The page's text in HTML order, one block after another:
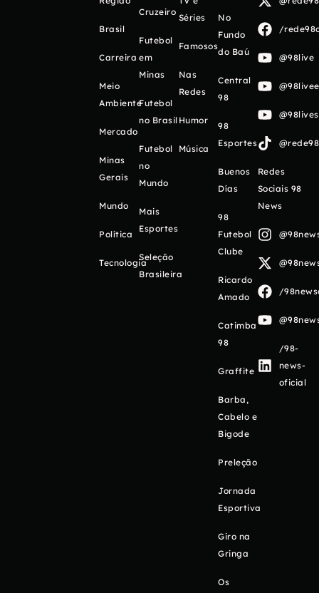
Brasil
Carreira
Meio
Ambiente
Mercado
Minas
Gerais
Mundo
Política
Tecnologia
Cruzeiro
Futebol
em
Minas
Futebol
no Brasil
Futebol
no
Mundo
Mais
Esportes
Seleção
Brasileira
Séries
Famosos
Nas
Redes
Humor
Música
No
Fundo
do Baú
Central
98
98
Esportes
Buenos
Días
98
Futebol
Clube
Ricardo
Amado
Catimba
98
Graffite
Barba,
Cabelo e
Bigode
Preleção
Jornada
Esportiva
Giro na
Gringa
Os
/
@98live
Redes
Sociais 98
News
/
/98-
news-
oficial